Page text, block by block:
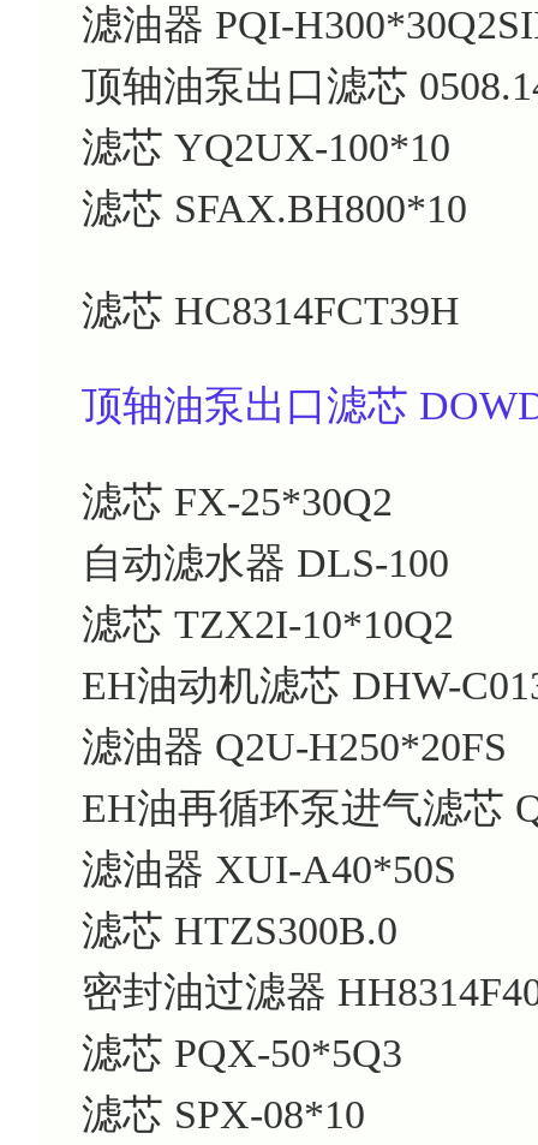
滤油器 PQI-
顶轴油泵出口滤芯
滤芯 YQ2UX-100*10
滤芯 SFAX.BH800*10
滤芯 HC8314FCT39H
顶轴油泵出口滤芯
滤芯 FX-25*30Q2
自动滤水器 DLS-100
滤芯 TZX2I-10*10Q2
EH油动机滤芯 DHW-
滤油器 Q2U-H250*20FS
EH油再循环泵进气滤芯
滤油器 XUI-A40*50S
滤芯 HTZS300B.0
密封油过滤器
滤芯 PQX-50*5Q3
滤芯 SPX-08*10